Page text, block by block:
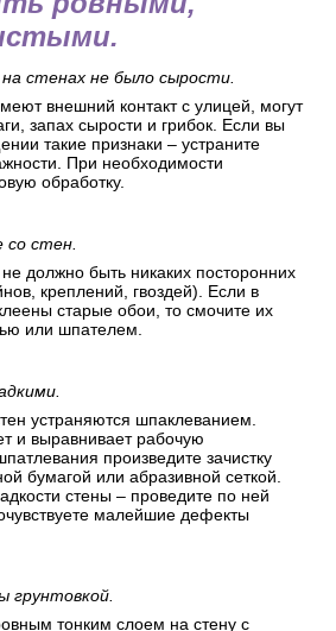
стенах не было сырости.
внешний контакт с улицей, могут
запах сырости и грибок. Если вы
такие признаки – устраните
При необходимости
обработку.
со стен.
должно быть никаких посторонних
креплений, гвоздей). Если в
старые обои, то смочите их
или шпателем.
устраняются шпаклеванием.
и выравнивает рабочую
произведите зачистку
бумагой или абразивной сеткой.
стены – проведите по ней
малейшие дефекты
грунтовкой.
тонким слоем на стену с